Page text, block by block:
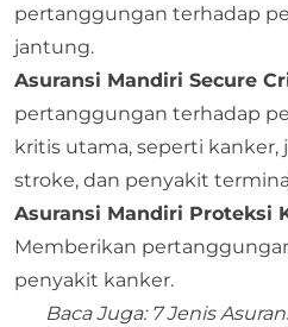
pertanggungan terhadap
jantung.
Asuransi Mandiri Secure
pertanggungan terhadap
kritis utama, seperti kanker,
stroke, dan penyakit
Asuransi Mandiri Proteksi
Memberikan
penyakit kanker.
Baca Juga: 7 Jenis